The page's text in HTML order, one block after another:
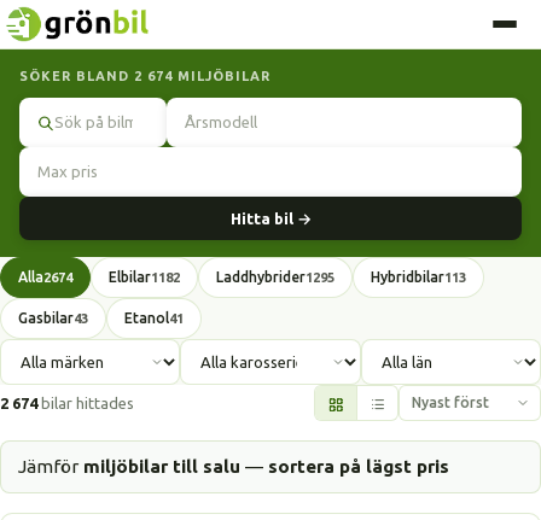
SÖKER BLAND 2 674 MILJÖBILAR
Hitta bil →
Alla2674 Elbilar1182 Laddhybrider1295 Hybridbilar113
Gasbilar43 Etanol41
2 674bilar hittades
Jämför miljöbilar till salu — sortera på lägst pris